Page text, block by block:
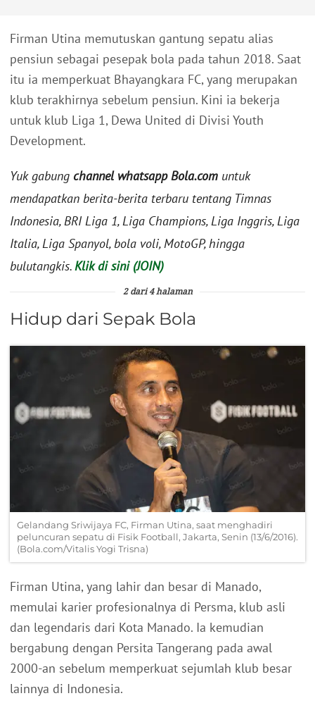
Firman Utina memutuskan gantung sepatu alias
pensiun sebagai pesepak bola pada tahun 2018. Saat
itu ia memperkuat Bhayangkara FC, yang merupakan
klub terakhirnya sebelum pensiun. Kini ia bekerja
untuk klub Liga 1, Dewa United di Divisi Youth
Development.
Yuk gabung channel whatsapp Bola.com untuk
mendapatkan berita-berita terbaru tentang Timnas
Indonesia, BRI Liga 1, Liga Champions, Liga Inggris, Liga
Italia, Liga Spanyol, bola voli, MotoGP, hingga
bulutangkis.Klik di sini (JOIN)
2 dari 4 halaman
Hidup dari Sepak Bola
Gelandang Sriwijaya FC, Firman Utina, saat menghadiri
peluncuran sepatu di Fisik Football, Jakarta, Senin (13/6/2016).
(Bola.com/Vitalis Yogi Trisna)
Firman Utina, yang lahir dan besar di Manado,
memulai karier profesionalnya di Persma, klub asli
dan legendaris dari Kota Manado. Ia kemudian
bergabung dengan Persita Tangerang pada awal
2000-an sebelum memperkuat sejumlah klub besar
lainnya di Indonesia.